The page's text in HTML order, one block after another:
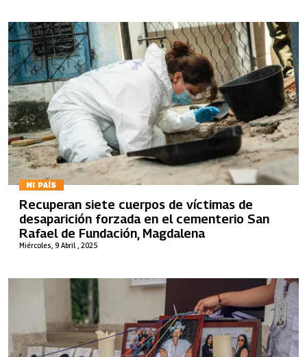
MI PAÍS
Miércoles, 9 Abril , 2025
Recuperan siete cuerpos de víctimas de
desaparición forzada en el cementerio San
Rafael de Fundación, Magdalena